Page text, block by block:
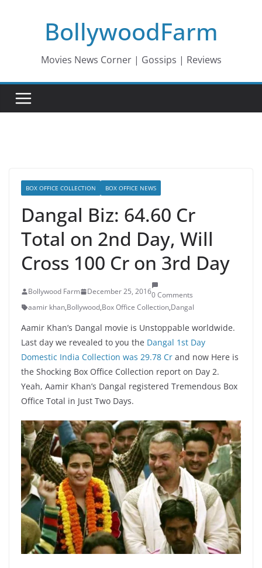
BollywoodFarm
Movies News Corner | Gossips | Reviews
BOX OFFICE COLLECTION BOX OFFICE NEWS
Dangal Biz: 64.60 Cr
Total on 2nd Day, Will
Cross 100 Cr on 3rd Day
Bollywood Farm December 25, 20160 Comments
aamir khan,Bollywood,Box Office Collection,Dangal
Aamir Khan’s Dangal movie is Unstoppable worldwide.
Last day we revealed to you the Dangal 1st Day
Domestic India Collection was 29.78 Cr and now Here is
the Shocking Box Office Collection report on Day 2.
Yeah, Aamir Khan’s Dangal registered Tremendous Box
Office Total in Just Two Days.